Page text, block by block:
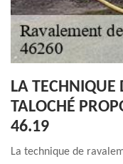
LA TECHNIQUE
TALOCHÉ
46.19
La technique de